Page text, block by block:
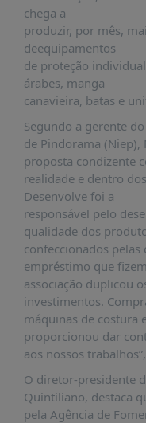
DADOS
FRENTE
PARLAMENTAR
SOBRE
A
FRENTE
MATERIAIS
INFORMAÇÕES
CURSOS
E
EVENTOS
INSCRIÇÕES
MATERIAIS
DISPONÍVEIS
PUBLICAÇÕES
REVISTA
RUMOS
chega a
produzir, por mês,
deequipamentos
de proteção
árabes, manga
canavieira, batas e
Segundo a gerente
de Pindorama
proposta condizente
realidade e dentro
Desenvolve foi a
responsável pelo
qualidade dos
confeccionados
empréstimo que
associação duplicou
investimentos.
máquinas de costura
proporcionou dar
aos nossos
O diretor-presidente
Quintiliano, destaca
pela Agência de